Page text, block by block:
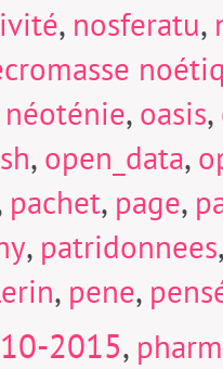
, nosferatu,
néoténie, oasis,
, open_data,
pachet, page,
, patridonnees
, pene,
2015,